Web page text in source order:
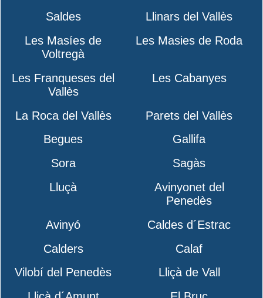
Saldes
Llinars del Vallès
Les Masíes de
Voltregà
Les Masies de Roda
Les Franqueses del
Vallès
Les Cabanyes
La Roca del Vallès
Parets del Vallès
Begues
Gallifa
Sora
Sagàs
Lluçà
Avinyonet del
Penedès
Avinyó
Caldes d´Estrac
Calders
Calaf
Vilobí del Penedès
Lliçà de Vall